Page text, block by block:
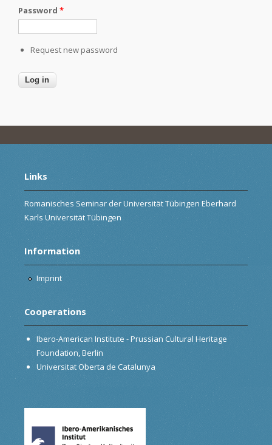
Password *
Request new password
Links
Romanisches Seminar der Universität Tübingen Eberhard
Karls Universität Tübingen
Information
Imprint
Cooperations
Ibero-American Institute - Prussian Cultural Heritage
Foundation, Berlin
Universitat Oberta de Catalunya